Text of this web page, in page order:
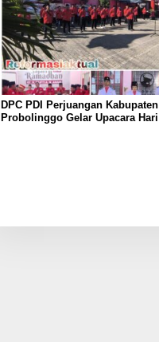
DPC PDI Perjuangan Kabupaten
Probolinggo Gelar Upacara Hari